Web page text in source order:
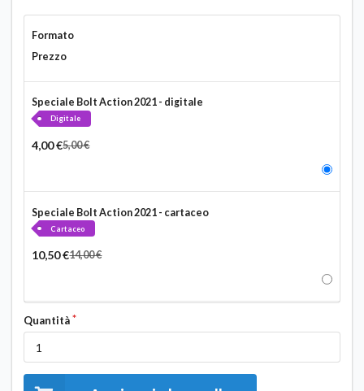
Formato
Prezzo
Speciale Bolt Action 2021 - digitale
Digitale
4,00 €5,00 €
Speciale Bolt Action 2021 - cartaceo
Cartaceo
10,50 €14,00 €
Quantità